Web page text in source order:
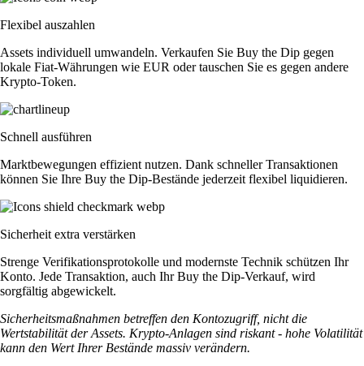
Flexibel auszahlen
Assets individuell umwandeln. Verkaufen Sie Buy the Dip gegen
lokale Fiat-Währungen wie EUR oder tauschen Sie es gegen andere
Krypto-Token.
Schnell ausführen
Marktbewegungen effizient nutzen. Dank schneller Transaktionen
können Sie Ihre Buy the Dip-Bestände jederzeit flexibel liquidieren.
Sicherheit extra verstärken
Strenge Verifikationsprotokolle und modernste Technik schützen Ihr
Konto. Jede Transaktion, auch Ihr Buy the Dip-Verkauf, wird
sorgfältig abgewickelt.
Sicherheitsmaßnahmen betreffen den Kontozugriff, nicht die
Wertstabilität der Assets. Krypto-Anlagen sind riskant - hohe Volatilität
kann den Wert Ihrer Bestände massiv verändern.